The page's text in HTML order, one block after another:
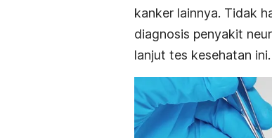
kanker lainnya. Tidak
diagnosis penyakit
lanjut tes kesehatan ini.